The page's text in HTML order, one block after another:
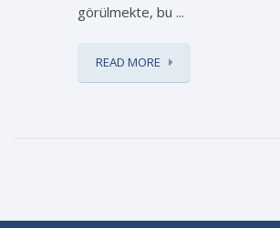
görülmekte, bu ...
READ MORE